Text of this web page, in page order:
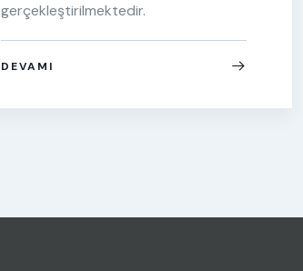
gerçekleştirilmektedir.
DEVAMI